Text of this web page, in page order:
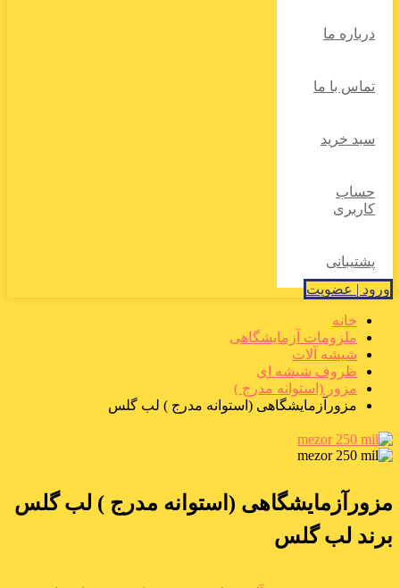
درباره ما
تماس با ما
سبد خرید
حساب
کاربری
پشتیبانی
ورود | عضویت
خانه
ملزومات آزمایشگاهی
شیشه آلات
ظروف شیشه ای
مزور (استوانه مدرج )
مزورآزمایشگاهی (استوانه مدرج ) لب گلس
مزورآزمایشگاهی (استوانه مدرج ) لب گلس
برند لب گلس